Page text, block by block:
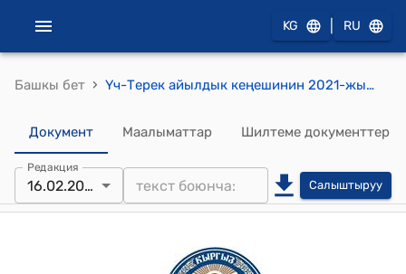
KG RU
Башкы бет › Үч-Терек айылдык кеңешинин 2021-жылдын 16-февралындагы № 205 "Жайыт комитети тарабынан үрөөндөрдү тазалоочу БИМ келгендиктен тазалоочу тарифин бекитүү жөнүндө" токтому
Документ Маалыматтар Шилтеме документтер
Редакция
16.02.2021 Салыштыруу